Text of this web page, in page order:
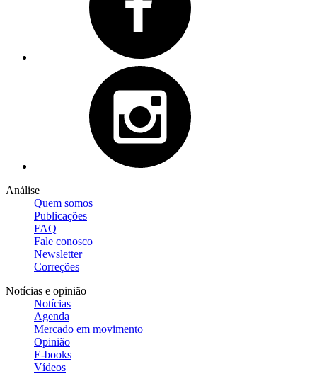
Análise
Quem somos
Publicações
FAQ
Fale conosco
Newsletter
Correções
Notícias e opinião
Notícias
Agenda
Mercado em movimento
Opinião
E-books
Vídeos